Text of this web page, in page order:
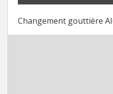
Changement gouttière